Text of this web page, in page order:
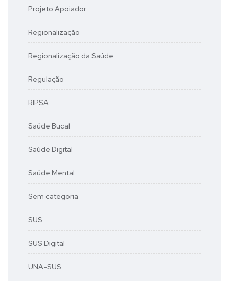
Projeto Apoiador
Regionalização
Regionalização da Saúde
Regulação
RIPSA
Saúde Bucal
Saúde Digital
Saúde Mental
Sem categoria
SUS
SUS Digital
UNA-SUS